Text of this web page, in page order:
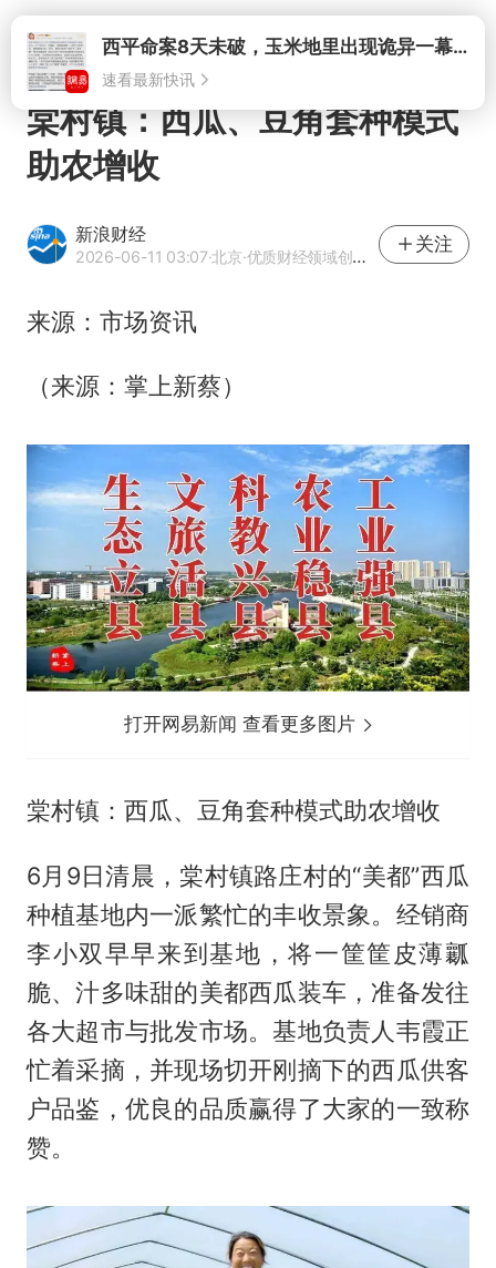
打开
棠村镇：西瓜、豆角套种模式
助农增收
新浪财经
2026-06-11 03:07·北京·优质财经领域创作者
关注
来源：市场资讯
（来源：掌上新蔡）
打开网易新闻 查看更多图片
棠村镇：西瓜、豆角套种模式助农增收
6月9日清晨，棠村镇路庄村的“美都”西瓜
种植基地内一派繁忙的丰收景象。经销商
李小双早早来到基地，将一筐筐皮薄瓤
脆、汁多味甜的美都西瓜装车，准备发往
各大超市与批发市场。基地负责人韦霞正
忙着采摘，并现场切开刚摘下的西瓜供客
户品鉴，优良的品质赢得了大家的一致称
赞。